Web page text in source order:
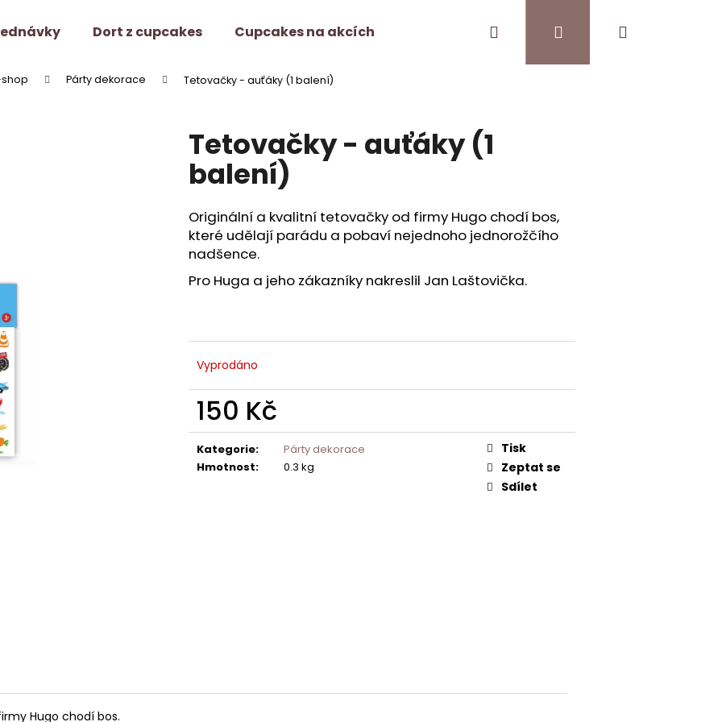
Dort z cupcakes Cupcakes na akcích Pro kavárnyPřihlášení
shop Párty dekorace Tetovačky - auťáky (1 balení)
Tetovačky - auťáky (1
balení)
Originální a kvalitní tetovačky od firmy Hugo chodí bos,
které udělají parádu a pobaví nejednoho jednorožčího
nadšence.
Pro Huga a jeho zákazníky nakreslil Jan Laštovička.
Vyprodáno
150 Kč
Měrná
cena:
Kategorie:
Párty dekorace
Hmotnost: 0.3 kg
Tisk
Zeptat se
Sdílet
Hugo chodí bos.
Co potřebujete najít?
HLEDAT